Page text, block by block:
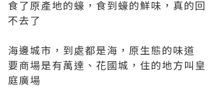
食了原產地的蠔，食到蠔的鮮味，真的回
不去了
海邊城市，到處都是海，原生態的味道
要商場是有萬達、花國城，住的地方叫皇
庭廣場